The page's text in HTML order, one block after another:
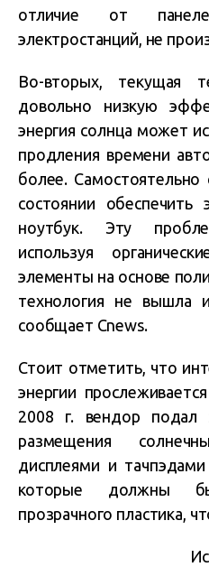
отличие от
электростанций, не
Во-вторых, текущая
довольно низкую
энергия солнца может
продления времени
более.
состоянии
ноутбук. Эту
используя
элементы на основе
технология не вышла
сообщает Cnews.
Стоит отметить, что
энергии
2008 г. вендор подал
размещения
дисплеями и
которые должны
прозрачного пластика,